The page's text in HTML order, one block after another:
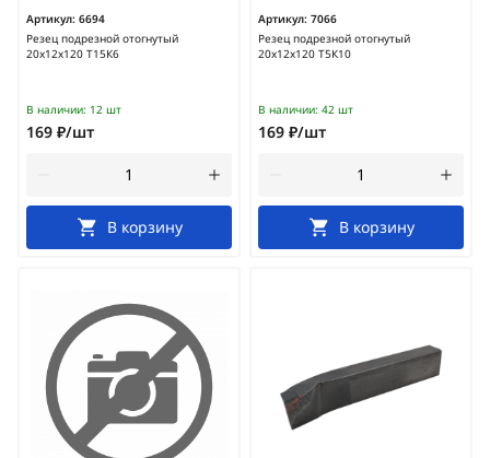
Артикул: 6694
Резец подрезной отогнутый
20х12х120 Т15К6
В наличии: 12 шт
169 ₽/шт
В корзину
Артикул: 7066
Резец подрезной отогнутый
20х12х120 Т5К10
В наличии: 42 шт
169 ₽/шт
В корзину